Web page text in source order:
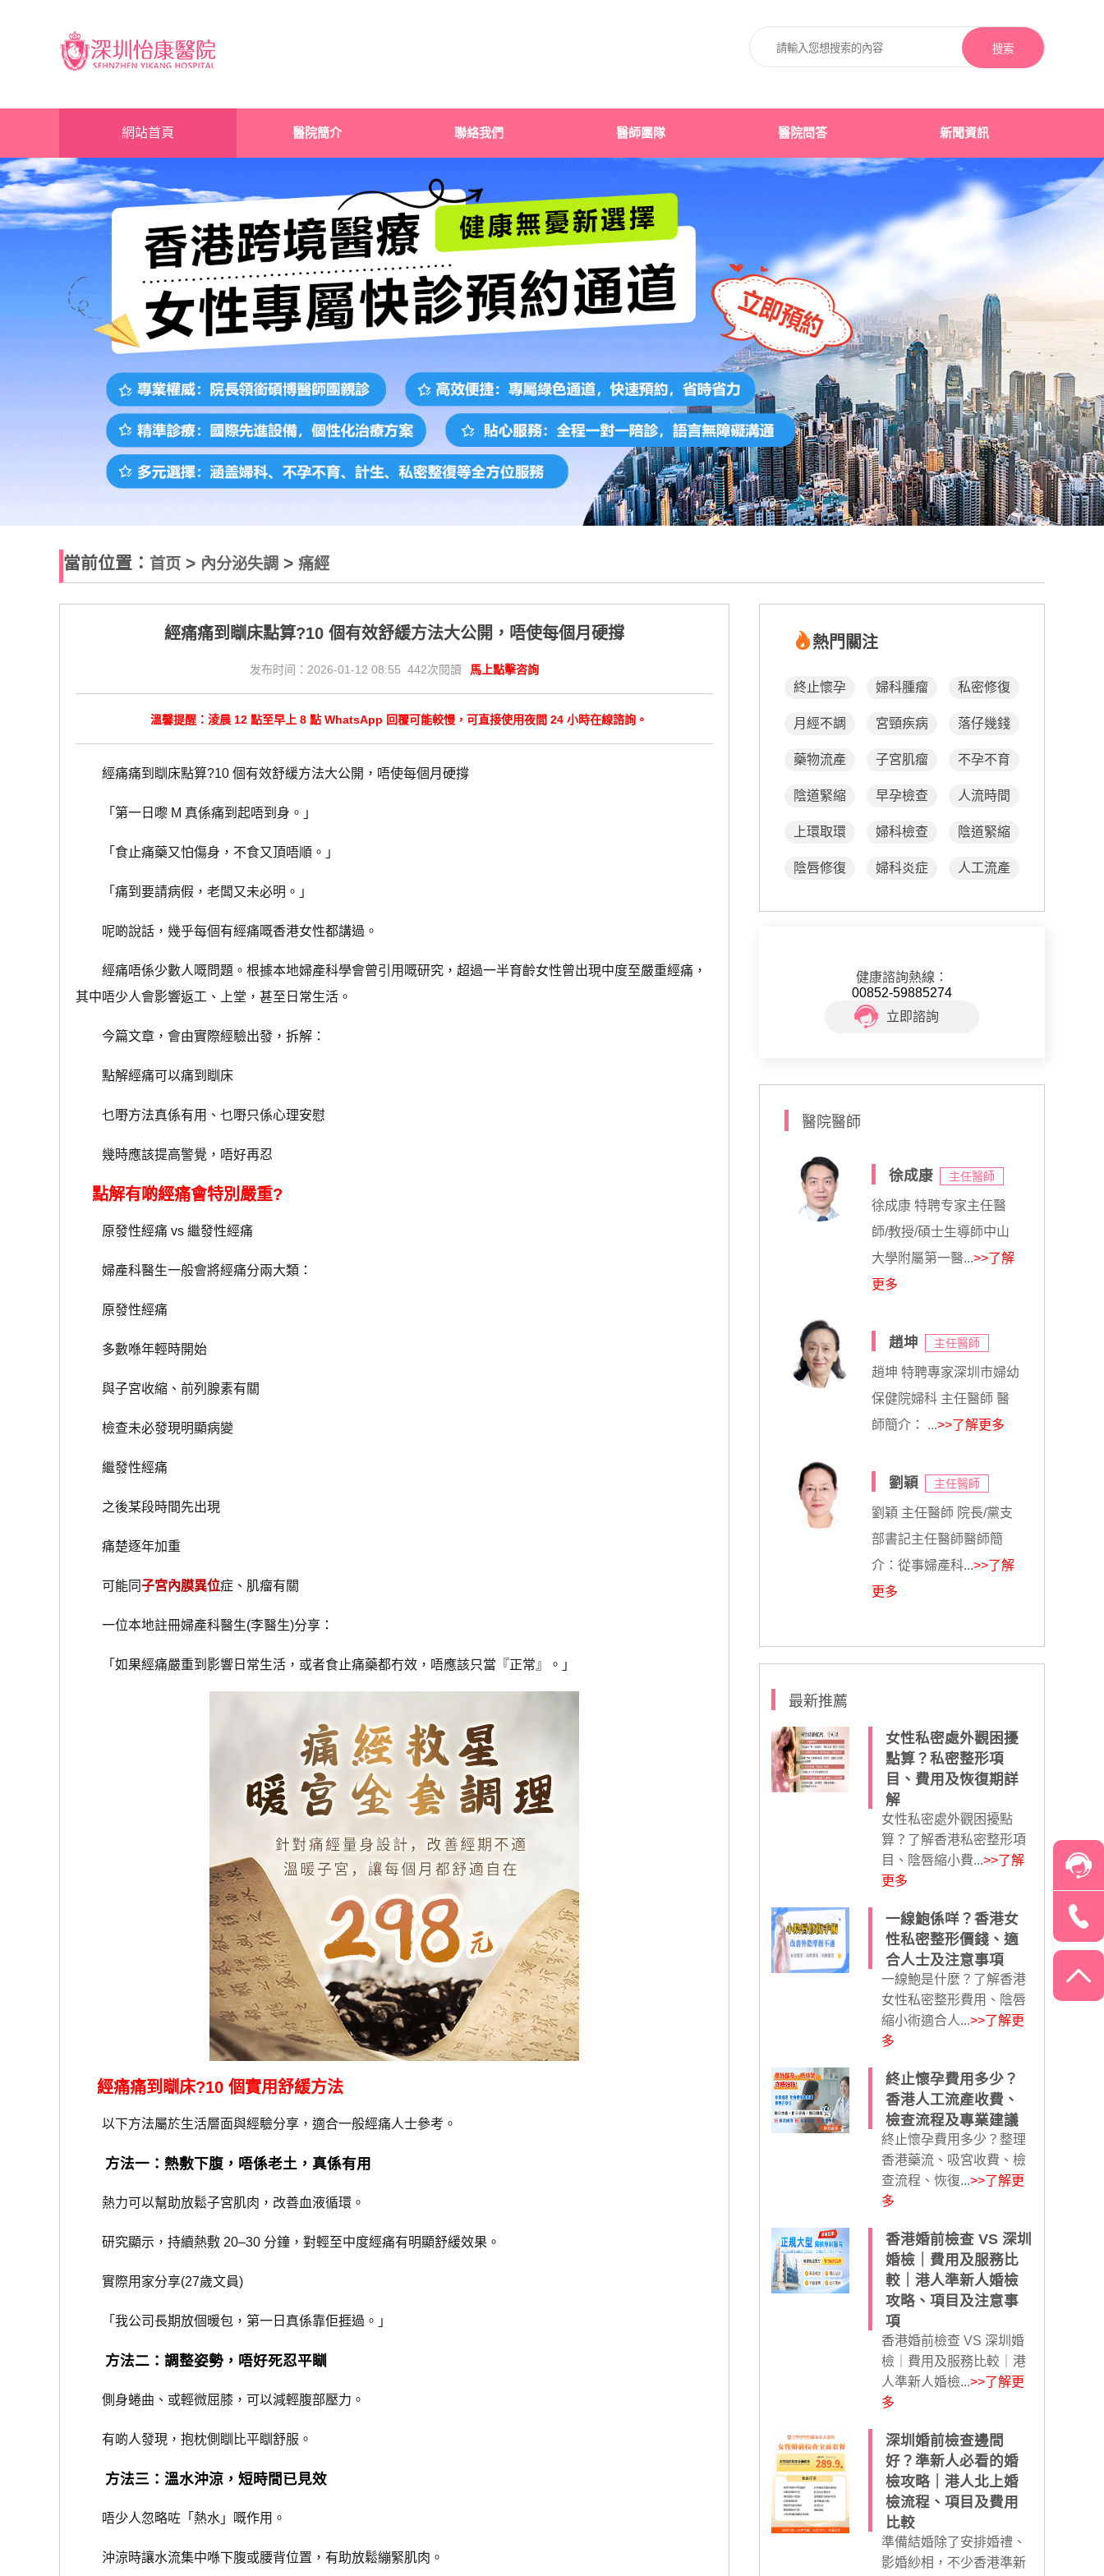
搜索
網站首頁 醫院簡介 聯絡我們 醫師團隊 醫院問答 新聞資訊
當前位置： 首页 > 內分泌失調 > 痛經
經痛痛到瞓床點算?10 個有效舒緩方法大公開，唔使每個月硬撐
发布时间：2026-01-12 08:55 442次閱讀 馬上點擊咨詢
溫馨提醒：淩晨 12 點至早上 8 點 WhatsApp 回覆可能較慢，可直接使用夜間 24 小時在線諮詢。
經痛痛到瞓床點算?10 個有效舒緩方法大公開，唔使每個月硬撐
「第一日嚟 M 真係痛到起唔到身。」
「食止痛藥又怕傷身，不食又頂唔順。」
「痛到要請病假，老闆又未必明。」
呢啲說話，幾乎每個有經痛嘅香港女性都講過。
經痛唔係少數人嘅問題。根據本地婦產科學會曾引用嘅研究，超過一半育齡女性曾出現中度至嚴重經痛，
其中唔少人會影響返工、上堂，甚至日常生活。
今篇文章，會由實際經驗出發，拆解：
點解經痛可以痛到瞓床
乜嘢方法真係有用、乜嘢只係心理安慰
幾時應該提高警覺，唔好再忍
點解有啲經痛會特別嚴重?
原發性經痛 vs 繼發性經痛
婦產科醫生一般會將經痛分兩大類：
原發性經痛
多數喺年輕時開始
與子宮收縮、前列腺素有關
檢查未必發現明顯病變
繼發性經痛
之後某段時間先出現
痛楚逐年加重
可能同子宮內膜異位症、肌瘤有關
一位本地註冊婦產科醫生(李醫生)分享：
「如果經痛嚴重到影響日常生活，或者食止痛藥都冇效，唔應該只當『正常』。」
經痛痛到瞓床?10 個實用舒緩方法
以下方法屬於生活層面與經驗分享，適合一般經痛人士參考。
方法一：熱敷下腹，唔係老土，真係有用
熱力可以幫助放鬆子宮肌肉，改善血液循環。
研究顯示，持續熱敷 20–30 分鐘，對輕至中度經痛有明顯舒緩效果。
實際用家分享(27歲文員)
「我公司長期放個暖包，第一日真係靠佢捱過。」
方法二：調整姿勢，唔好死忍平瞓
側身蜷曲、或輕微屈膝，可以減輕腹部壓力。
有啲人發現，抱枕側瞓比平瞓舒服。
方法三：溫水沖涼，短時間已見效
唔少人忽略咗「熱水」嘅作用。
沖涼時讓水流集中喺下腹或腰背位置，有助放鬆繃緊肌肉。
熱門關注
終止懷孕 婦科腫瘤 私密修復
月經不調 宮頸疾病 落仔幾錢
藥物流產 子宮肌瘤 不孕不育
陰道緊縮 早孕檢查 人流時間
上環取環 婦科檢查 陰道緊縮
陰唇修復 婦科炎症 人工流產
健康諮詢熱線：
00852-59885274
立即諮詢
醫院醫師
徐成康 主任醫師
徐成康 特聘专家主任醫
師/教授/碩士生導師中山
大學附屬第一醫...>>了解
更多
趙坤 主任醫師
趙坤 特聘專家深圳市婦幼
保健院婦科 主任醫師 醫
師簡介： ...>>了解更多
劉穎 主任醫師
劉穎 主任醫師 院長/黨支
部書記主任醫師醫師簡
介：從事婦產科...>>了解
更多
最新推薦
女性私密處外觀困擾
點算？私密整形項
目、費用及恢復期詳
解
女性私密處外觀困擾點
算？了解香港私密整形項
目、陰唇縮小費...>>了解
更多
一線鮑係咩？香港女
性私密整形價錢、適
合人士及注意事項
一線鮑是什麼？了解香港
女性私密整形費用、陰唇
縮小術適合人...>>了解更
多
終止懷孕費用多少？
香港人工流產收費、
檢查流程及專業建議
終止懷孕費用多少？整理
香港藥流、吸宮收費、檢
查流程、恢復...>>了解更
多
香港婚前檢查 VS 深圳
婚檢｜費用及服務比
較｜港人準新人婚檢
攻略、項目及注意事
項
香港婚前檢查 VS 深圳婚
檢｜費用及服務比較｜港
人準新人婚檢...>>了解更
多
深圳婚前檢查邊間
好？準新人必看的婚
檢攻略｜港人北上婚
檢流程、項目及費用
比較
準備結婚除了安排婚禮、
影婚紗相，不少香港準新